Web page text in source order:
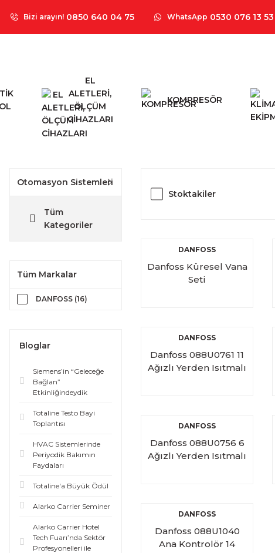
Bizi arayın! 0850 640 04 75 WhatsApp 0530 076 13 53
EL
ALETLERİ,
ÖLÇÜM
CİHAZLARI
KOMPRESÖR
Otomasyon Sistemleri
Tüm
Kategoriler
Tüm Markalar
DANFOSS (16)
Bloglar
Siemens’in “Geleceğe
Bağlan”
Etkinliğindeydik
Totaline Testo Bayi
Toplantısı
HVAC Sistemlerinde
Periyodik Bakımın
Faydaları
Totaline'a Büyük Ödül
Alarko Carrier Seminer
Alarko Carrier Hotel
Tech Fuarı’nda Sektör
Profesyonelleri ile
Stoktakiler
DANFOSS
Danfoss Küresel Vana
Seti
DANFOSS
Danfoss 088U0761 11
Ağızlı Yerden Isıtmalı
DANFOSS
Danfoss 088U0756 6
Ağızlı Yerden Isıtmalı
DANFOSS
Danfoss 088U1040
Ana Kontrolör 14